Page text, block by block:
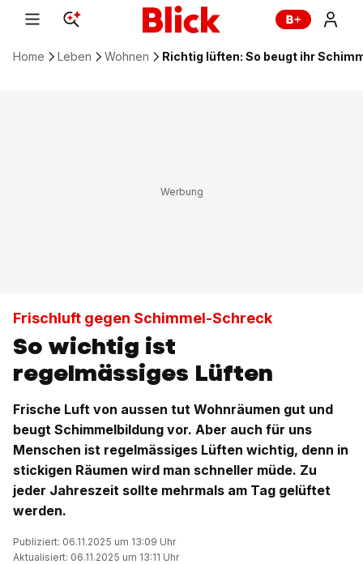
Home Leben Wohnen Richtig lüften: So beugt ihr
Frischluft gegen Schimmel-Schreck
So wichtig ist
regelmässiges Lüften
Frische Luft von aussen tut Wohnräumen gut und
beugt Schimmelbildung vor. Aber auch für uns
Menschen ist regelmässiges Lüften wichtig, denn in
stickigen Räumen wird man schneller müde. Zu
jeder Jahreszeit sollte mehrmals am Tag gelüftet
werden.
Publiziert: 06.11.2025 um 13:09 Uhr
Aktualisiert: 06.11.2025 um 13:11 Uhr